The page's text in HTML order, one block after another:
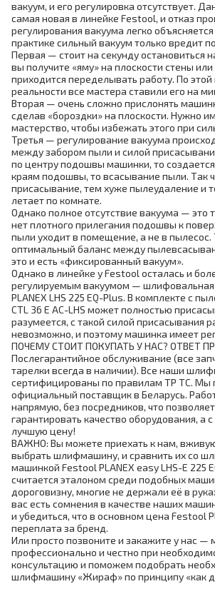
вакуум, и его регулировка отсутствует.
самая новая в линейке Festool, и отказ
регулирования вакуума легко
практике сильный вакуум только вредит
Первая — стоит на секунду остановиться
вы получите «яму» на плоскости стены или
приходится переделывать работу. По этой
реальности все мастера ставили его на
Вторая — очень сложно прислонять
сделав «бороздки» на плоскости. Нужно
мастерство, чтобы избежать этого при
Третья — регулирование вакуума
между забором пыли и силой
по центру подошвы машинки, то
краям подошвы, то всасывание пыли. Так
присасывание, тем хуже пылеудаление и
летает по комнате.
Однако полное отсутствие вакуума — это
нет плотного прилегания подошвы к
пыли уходит в помещение, а не в пылесос.
оптимальный баланс между
это и есть «фиксированный вакуум».
Однако в линейке у Festool осталась и
регулируемым вакуумом —
PLANEX LHS 225 EQ-Plus. В комплекте с
CTL 36 E AC-LHS может полностью
разумеется, с такой силой присасывания
невозможно, и поэтому машинка имеет
ПОЧЕМУ СТОИТ ПОКУПАТЬ У НАС? ОТВЕТ
Послегарантийное обслуживание (все
тарелки всегда в наличии). Все наши
сертифицированы по правилам ТР ТС. Мы
официальный поставщик в Беларусь.
напрямую, без посредников, что
гарантировать качество оборудования, а
лучшую цену!
ВАЖНО: Вы можете приехать к нам,
выбрать шлифмашину, и сравнить их со
машинкой Festool PLANEX easy LHS-E 225
считается эталоном среди подобных
дороговизну, многие не держали её в
вас есть сомнения в качестве наших
и убедиться, что в основном цена Festool
переплата за бренд.
Или просто позвоните и закажите у нас —
профессионально и честно при
консультацию и поможем подобрать
шлифмашину «Жираф» по принципу «как